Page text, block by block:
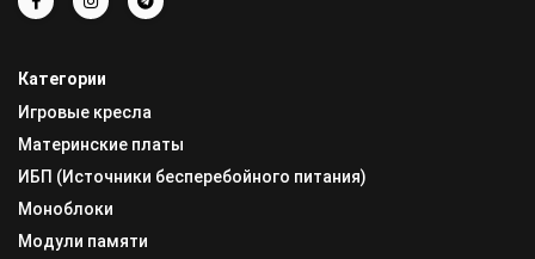
Категории
Игровые кресла
Материнские платы
ИБП (Источники бесперебойного питания)
Моноблоки
Модули памяти